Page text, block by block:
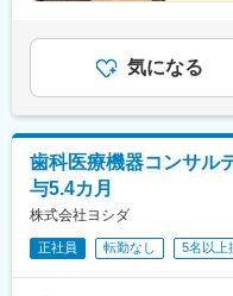
マネージャー1名（50
業界のトップシェアを
くだけでなく、部門全
きる会社です。残業時
営業活動いただきます。
変更の範囲：会社の定
気になる
歯科医療機器コンサル
与5.4カ月
株式会社ヨシダ
正社員 転勤なし 5名以上